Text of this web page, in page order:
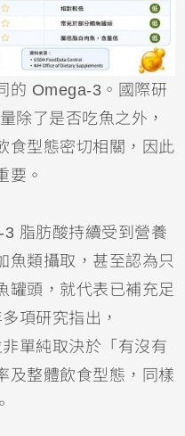
的 Omega-3。國際研
除了是否吃魚之外，
食型態密切相關，因此
要。
脂肪酸持續受到營養
魚類攝取，甚至認為只
罐頭，就代表已補充足
項研究指出，
單純取決於「有沒有
及整體飲食型態，同樣